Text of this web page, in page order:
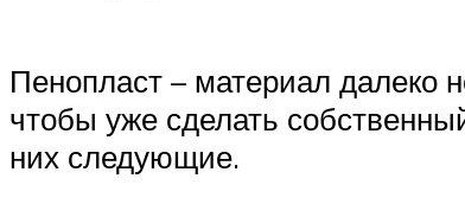
Пенопласт – материал далеко
чтобы уже сделать
них следующие.